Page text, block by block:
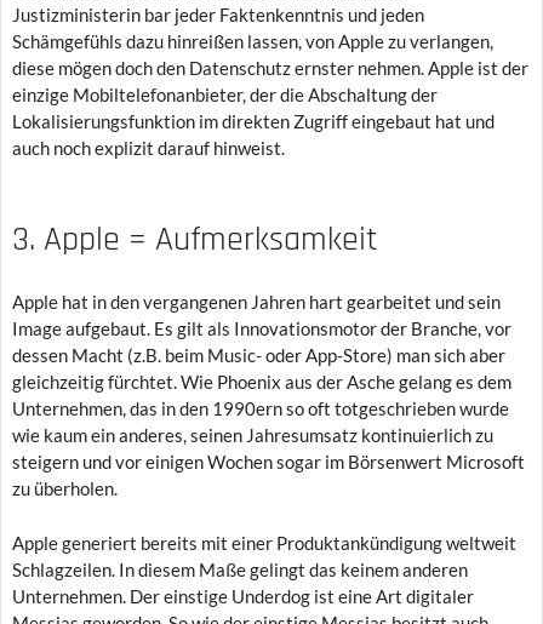
Justizministerin bar jeder Faktenkenntnis und jeden
Schämgefühls dazu hinreißen lassen, von Apple zu verlangen,
diese mögen doch den Datenschutz ernster nehmen. Apple ist der
einzige Mobiltelefonanbieter, der die Abschaltung der
Lokalisierungsfunktion im direkten Zugriff eingebaut hat und
auch noch explizit darauf hinweist.
3. Apple = Aufmerksamkeit
Apple hat in den vergangenen Jahren hart gearbeitet und sein
Image aufgebaut. Es gilt als Innovationsmotor der Branche, vor
dessen Macht (z.B. beim Music- oder App-Store) man sich aber
gleichzeitig fürchtet. Wie Phoenix aus der Asche gelang es dem
Unternehmen, das in den 1990ern so oft totgeschrieben wurde
wie kaum ein anderes, seinen Jahresumsatz kontinuierlich zu
steigern und vor einigen Wochen sogar im Börsenwert Microsoft
zu überholen.
Apple generiert bereits mit einer Produktankündigung weltweit
Schlagzeilen. In diesem Maße gelingt das keinem anderen
Unternehmen. Der einstige Underdog ist eine Art digitaler